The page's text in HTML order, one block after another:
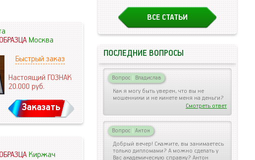
Москва
Быстрый заказ
Настоящий ГОЗНАК
20.000руб.
Заказать
Киржач
ВСЕ СТАТЬИ
ПОСЛЕДНИЕ ВОПРОСЫ
Вопрос | Владислав
Как я могу быть уверен, что вы не
мошенники и не кинете меня на деньги?
Смотреть ответ
Вопрос | Антон
Добрый вечер! Скажите, вы занимаетесь
только дипломами? А можно сделать у
Вас академическую справку? Антон